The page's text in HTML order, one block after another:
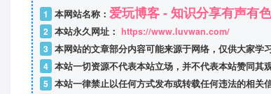
1 本网站名称： 爱玩博客 - 知识分享有声有色
2 本站永久网址： https://www.luvwan.com/
3 本网站的文章部分内容可能来源于网络，仅供大家学
4 本站一切资源不代表本站立场，并不代表本站赞同其
5 本站一律禁止以任何方式发布或转载任何违法的相关